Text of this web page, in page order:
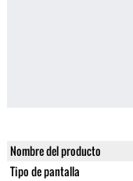
Nombre del producto
Tipo de pantalla